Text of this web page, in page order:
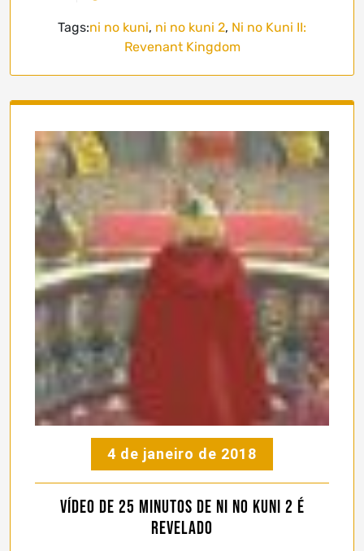
Tags:ni no kuni, ni no kuni 2, Ni no Kuni II:
Revenant Kingdom
4 de janeiro de 2018
Vídeo de 25 minutos de Ni No Kuni 2 é
revelado